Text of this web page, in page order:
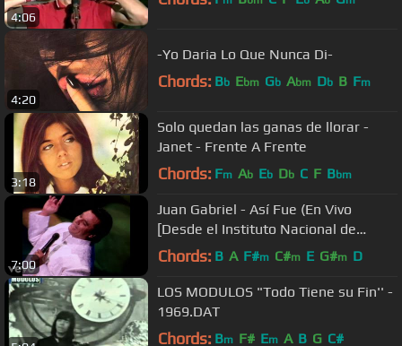
4:06
4:20
-Yo Daria Lo Que Nunca Di-
Chords: Bb Ebm Gb Abm Db B Fm
3:18
Solo quedan las ganas de llorar -
Janet - Frente A Frente
Chords: Fm Ab Eb Db C F Bbm
7:00
Juan Gabriel - Así Fue (En Vivo
[Desde el Instituto Nacional de
Bellas Artes])
Chords: B A F#m C#m E G#m D
LOS MODULOS "Todo Tiene su Fin'' -
1969.DAT
Chords: Bm F# Em A B G C#